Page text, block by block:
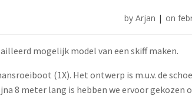
by Arjan | on
mogelijk model van een skiff maken.
(1X). Het ontwerp is m.u.v. de
8 meter lang is hebben we ervoor gekozen